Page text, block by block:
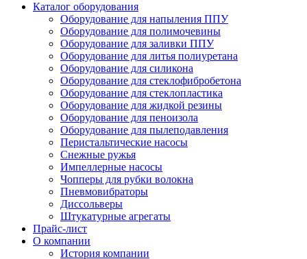
Каталог оборудования
Оборудование для напыления ППУ
Оборудование для полимочевины
Оборудование для заливки ППУ
Оборудование для литья полиуретана
Оборудование для силикона
Оборудование для стеклофибробетона
Оборудование для стеклопластика
Оборудование для жидкой резины
Оборудование для пеноизола
Оборудование для пылеподавления
Перистальтические насосы
Снежные ружья
Импеллерные насосы
Чопперы для рубки волокна
Пневмовибраторы
Диссольверы
Штукатурные агрегаты
Прайс-лист
О компании
История компании